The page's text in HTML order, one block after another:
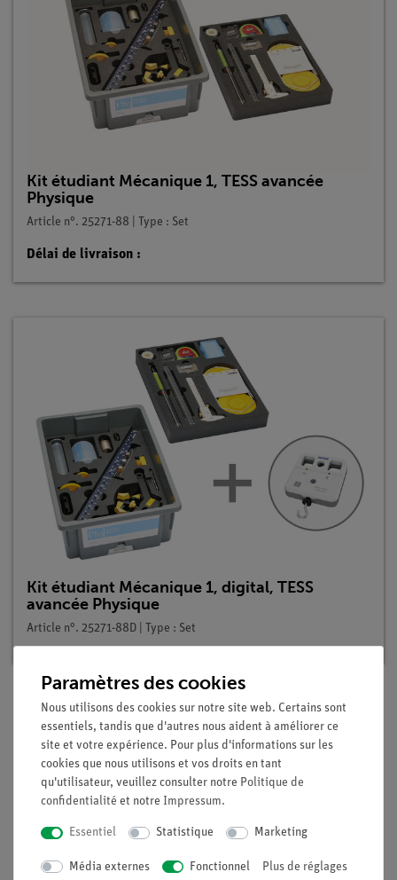
Kit étudiant Mécanique 1, TESS avancée
Physique
Article n°. 25271-88 | Type : Set
Délai de livraison :
Kit étudiant Mécanique 1, digital, TESS
avancée Physique
Article n°. 25271-88D | Type : Set
Description
Principe
plusieurs fois des systèmes oscillants. En revanche, dans cette
expérience, ils doivent observer les amplitudes des
Paramètres des cookies
Nous utilisons des cookies sur notre site web. Certains sont
essentiels, tandis que d'autres nous aident à améliorer ce
site et votre expérience. Pour plus d'informations sur les
cookies que nous utilisons et vos droits en tant
qu'utilisateur, veuillez consulter notre Politique de
confidentialité et notre Impressum.
Essentiel Statistique Marketing
Média externes Fonctionnel Plus de réglages